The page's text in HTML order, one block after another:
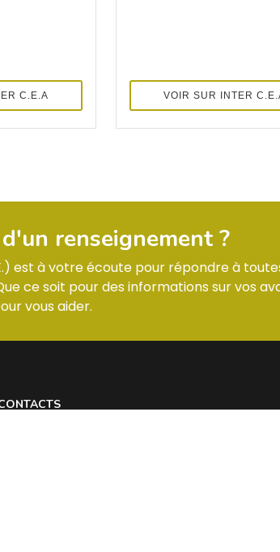
C.E.A VOIR SUR INTER
renseignement ?
est à votre écoute pour répondre à
ce soit pour des informations sur vos
vous aider.